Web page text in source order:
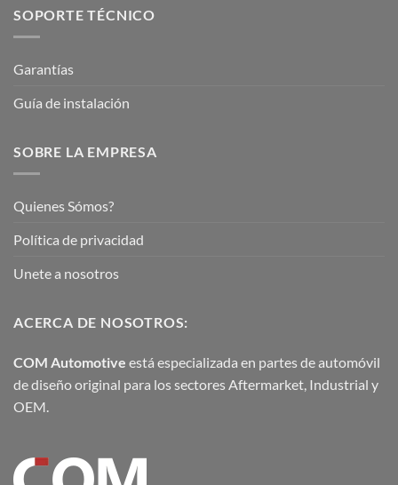
SOPORTE TÉCNICO
Garantías
Guía de instalación
SOBRE LA EMPRESA
Quienes Sómos?
Política de privacidad
Unete a nosotros
ACERCA DE NOSOTROS:
COM Automotive está especializada en partes de automóvil
de diseño original para los sectores Aftermarket, Industrial y
OEM.